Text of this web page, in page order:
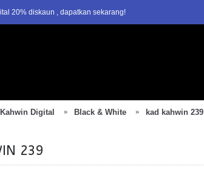
20% diskaun , dapatkan sekarang!
Digital Black & White kad kahwin 239
239